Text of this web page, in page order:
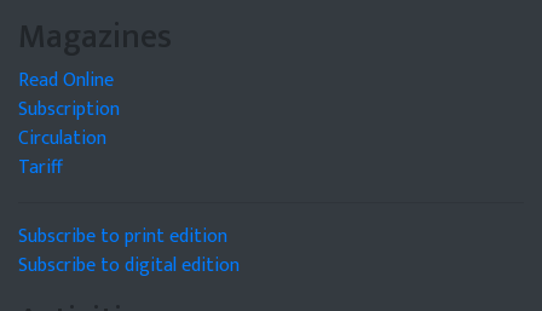
Magazines
Read Online
Subscription
Circulation
Tariff
Subscribe to print edition
Subscribe to digital edition